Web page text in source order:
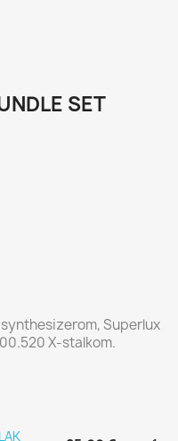
SET
synthesizerom, Superlux
X-stalkom.